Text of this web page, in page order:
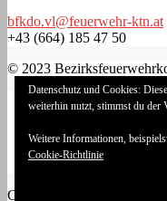
bfkdo.vl@feuerwehr-ktn.at
+43 (664) 185 47 50
© 2023
Impressum
Datenschutzerklärung
Cookie-Richtlinie
Login
Copyright © 2026
Datenschutz und Cookies:
weiterhin nutzt, stimmst du der
Weitere Informationen,
Cookie-Richtlinie